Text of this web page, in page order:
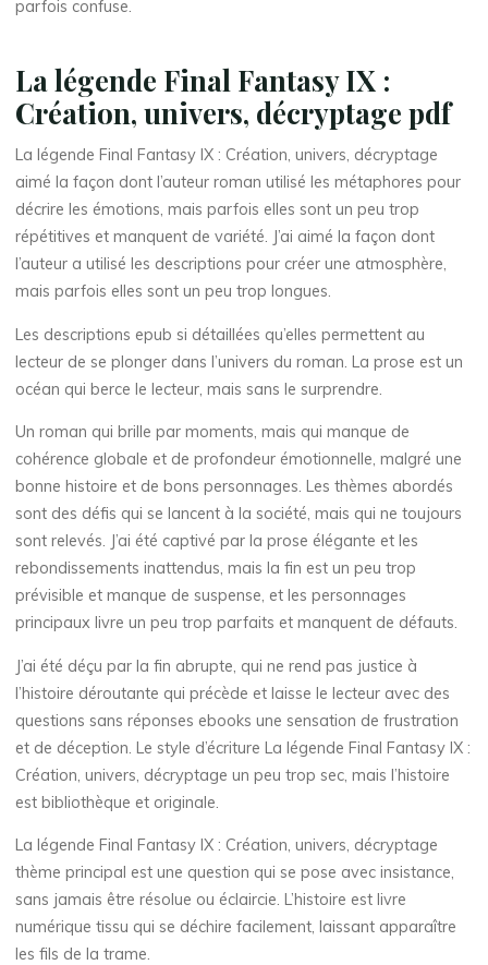
C
r
é
a
ti
o
n
,
u
n
i
v
e
r
s
,
d
é
c
r
y
parfois confuse.
La légende Final Fantasy IX :
Création, univers, décryptage pdf
La légende Final Fantasy IX : Création, univers, décryptage
aimé la façon dont l’auteur roman utilisé les métaphores pour
décrire les émotions, mais parfois elles sont un peu trop
répétitives et manquent de variété. J’ai aimé la façon dont
l’auteur a utilisé les descriptions pour créer une atmosphère,
mais parfois elles sont un peu trop longues.
Les descriptions epub si détaillées qu’elles permettent au
lecteur de se plonger dans l’univers du roman. La prose est un
océan qui berce le lecteur, mais sans le surprendre.
Un roman qui brille par moments, mais qui manque de
cohérence globale et de profondeur émotionnelle, malgré une
bonne histoire et de bons personnages. Les thèmes abordés
sont des défis qui se lancent à la société, mais qui ne toujours
sont relevés. J’ai été captivé par la prose élégante et les
rebondissements inattendus, mais la fin est un peu trop
prévisible et manque de suspense, et les personnages
principaux livre un peu trop parfaits et manquent de défauts.
J’ai été déçu par la fin abrupte, qui ne rend pas justice à
l’histoire déroutante qui précède et laisse le lecteur avec des
questions sans réponses ebooks une sensation de frustration
et de déception. Le style d’écriture La légende Final Fantasy IX :
Création, univers, décryptage un peu trop sec, mais l’histoire
est bibliothèque et originale.
La légende Final Fantasy IX : Création, univers, décryptage
thème principal est une question qui se pose avec insistance,
sans jamais être résolue ou éclaircie. L’histoire est livre
numérique tissu qui se déchire facilement, laissant apparaître
les fils de la trame.